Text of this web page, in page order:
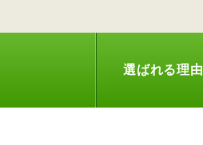
選ばれる理由